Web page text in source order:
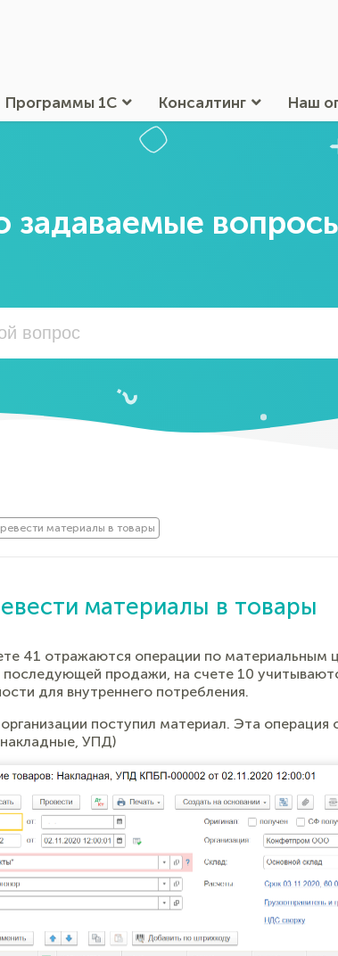
Программы 1С Консалтинг Наш
задаваемые
материалы в товары
материалы в товары
41 отражаются операции по материальным
продажи, на счете 10
для внутреннего потребления.
поступил материал. Эта
УПД)